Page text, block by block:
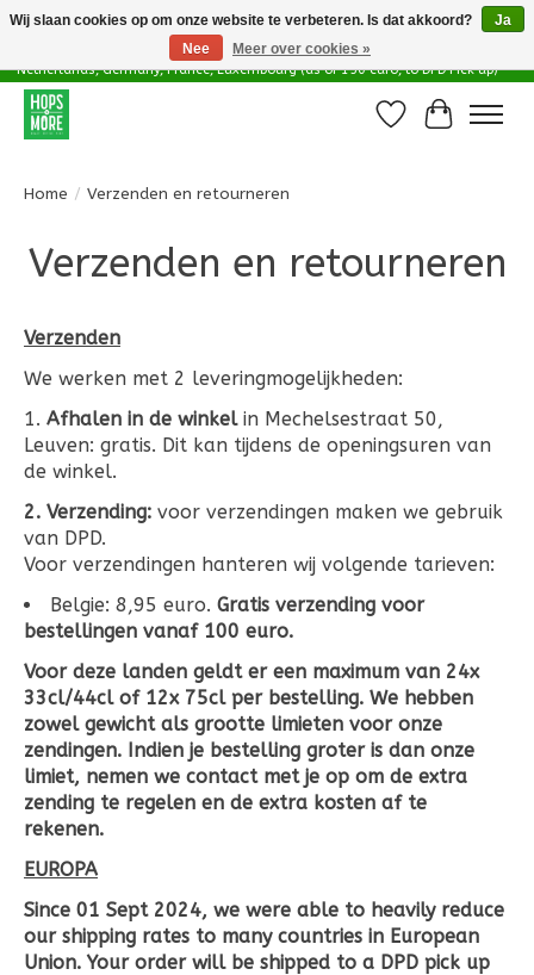
Delivery options in EU - Free Shipping in Belgium (as of 100 euro), to
Netherlands, Germany, France, Luxembourg (as of 150 euro, to DPD Pick up)
Verlanglijst
Home / Verzenden en retourneren
Verzenden en retourneren
Verzenden
We werken met 2 leveringmogelijkheden:
1. Afhalen in de winkelin Mechelsestraat 50,
Leuven: gratis. Dit kan tijdens de openingsuren van
de winkel.
2. Verzending: voor verzendingen maken we gebruik
van DPD.
Voor verzendingen hanteren wij volgende tarieven:
Belgie: 8,95 euro. Gratis verzending voor
bestellingen vanaf 100 euro.
Voor deze landen geldt er een maximum van 24x
33cl/44cl of 12x 75cl per bestelling. We hebben
zowel gewicht als grootte limieten voor onze
zendingen. Indien je bestelling groter is dan onze
limiet, nemen we contact met je op om de extra
zending te regelen en de extra kosten af te
rekenen.
EUROPA
Since 01 Sept 2024, we were able to heavily reduce
our shipping rates to many countries in European
Union. Your order will be shipped to a DPD pick up
Wij slaan cookies op om onze website te verbeteren. Is dat akkoord?
Ja
Nee
Meer over cookies »